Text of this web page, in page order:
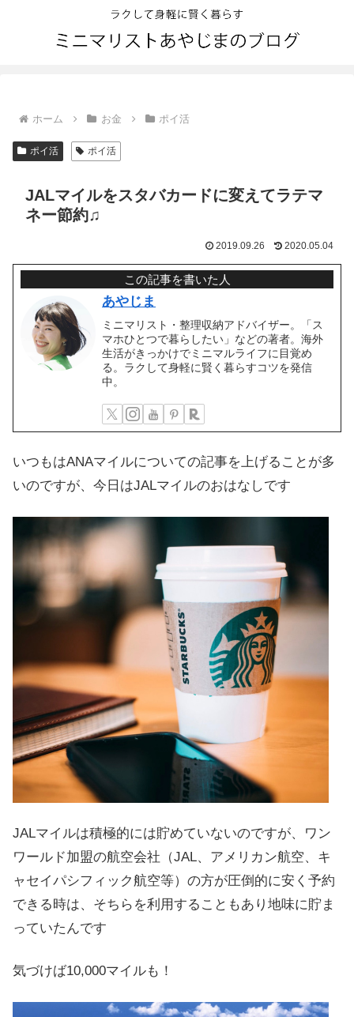
ホーム お金 ポイ活
ポイ活 ポイ活
JALマイルをスタバカードに変えてラテマ
ネー節約♫
2019.09.26 2020.05.04
この記事を書いた人
あやじま
ミニマリスト・整理収納アドバイザー。「ス
マホひとつで暮らしたい」などの著者。海外
生活がきっかけでミニマルライフに目覚め
る。ラクして身軽に賢く暮らすコツを発信
中。
いつもはANAマイルについての記事を上げることが多
いのですが、今日はJALマイルのおはなしです
JALマイルは積極的には貯めていないのですが、ワン
ワールド加盟の航空会社（JAL、アメリカン航空、キ
ャセイパシフィック航空等）の方が圧倒的に安く予約
できる時は、そちらを利用することもあり地味に貯ま
っていたんです
気づけば10,000マイルも！